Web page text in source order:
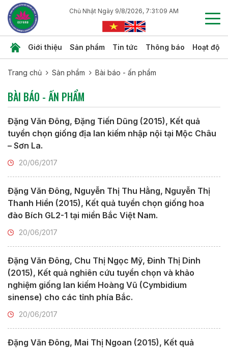
Chủ Nhật Ngày 9/8/2026, 7:31:10 AM
Giới thiệu Sản phẩm Tin tức Thông báo Hoạt
Trang chủ Sản phẩm Bài báo - ấn phẩm
BÀI BÁO - ẤN PHẨM
Đặng Văn Đông, Đặng Tiến Dũng (2015), Kết quả
tuyển chọn giống địa lan kiếm nhập nội tại Mộc Châu
– Sơn La.
20/06/2017
Đặng Văn Đông, Nguyễn Thị Thu Hằng, Nguyễn Thị
Thanh Hiền (2015), Kết quả tuyển chọn giống hoa
đào Bích GL2-1 tại miền Bắc Việt Nam.
20/06/2017
Đặng Văn Đông, Chu Thị Ngọc Mỹ, Đinh Thị Dinh
(2015), Kết quả nghiên cứu tuyển chọn và khảo
nghiệm giống lan kiếm Hoàng Vũ (Cymbidium
sinense) cho các tỉnh phía Bắc.
20/06/2017
Đặng Văn Đông, Mai Thị Ngoan (2015), Kết quả